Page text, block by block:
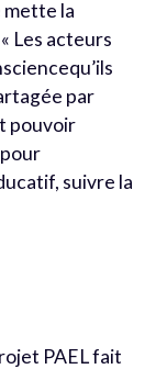
mette la
Les acteurs
par
pouvoir
suivre la
PAEL fait